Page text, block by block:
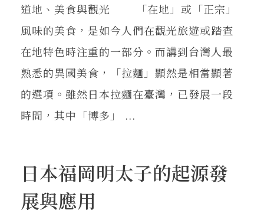
道地、美食與觀光 「在地」或「正宗」
風味的美食，是如今人們在觀光旅遊或踏查
在地特色時注重的一部分。而講到台灣人最
熟悉的異國美食，「拉麵」顯然是相當顯著
的選項。雖然日本拉麵在臺灣，已發展一段
時間，其中「博多」 ...
日本福岡明太子的起源發
展與應用